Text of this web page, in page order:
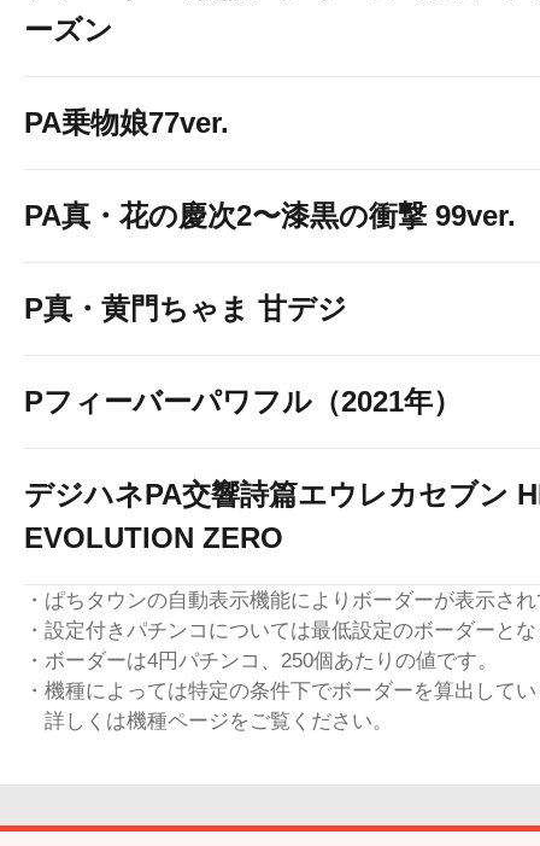
ーズン
PA乗物娘77ver.
PA真・花の慶次2〜漆黒の衝撃 99ver.
P真・黄門ちゃま 甘デジ
Pフィーバーパワフル（2021年）
デジハネPA交響詩篇エウレカセブン
EVOLUTION ZERO
・ぱちタウンの自動表示機能によりボーダーが表示さ
・設定付きパチンコについては最低設定のボーダーと
・ボーダーは4円パチンコ、250個あたりの値です。
・機種によっては特定の条件下でボーダーを算出して
詳しくは機種ページをご覧ください。